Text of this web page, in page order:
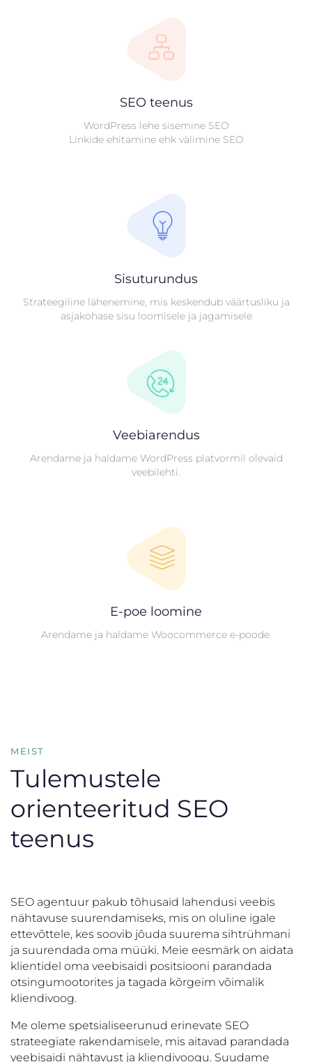
SEO teenus
WordPress lehe sisemine SEO
Linkide ehitamine ehk välimine SEO
Sisuturundus
Strateegiline lähenemine, mis keskendub väärtusliku ja
asjakohase sisu loomisele ja jagamisele
Veebiarendus
Arendame ja haldame WordPress platvormil olevaid
veebilehti.
E-poe loomine
Arendame ja haldame Woocommerce e-poode.
MEIST
Tulemustele
orienteeritud SEO
teenus
SEO agentuur pakub tõhusaid lahendusi veebis
nähtavuse suurendamiseks, mis on oluline igale
ettevõttele, kes soovib jõuda suurema sihtrühmani
ja suurendada oma müüki. Meie eesmärk on aidata
klientidel oma veebisaidi positsiooni parandada
otsingumootorites ja tagada kõrgeim võimalik
kliendivoog.
Me oleme spetsialiseerunud erinevate SEO
strateegiate rakendamisele, mis aitavad parandada
veebisaidi nähtavust ja kliendivoogu. Suudame